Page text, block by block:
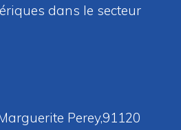
dans le secteur
Perey,91120